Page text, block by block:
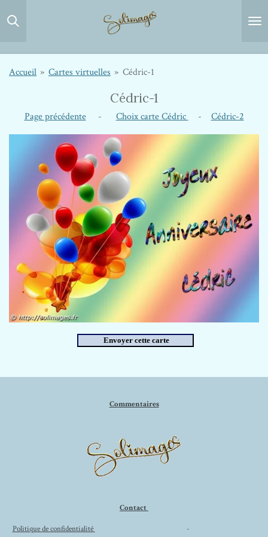
Passer
Accueil » Cartes virtuelles » Cédric-1
Cédric-1
Page précédente- Choix carte Cédric - Cédric-2
Commentaires
Contact
Politique de confidentialité -